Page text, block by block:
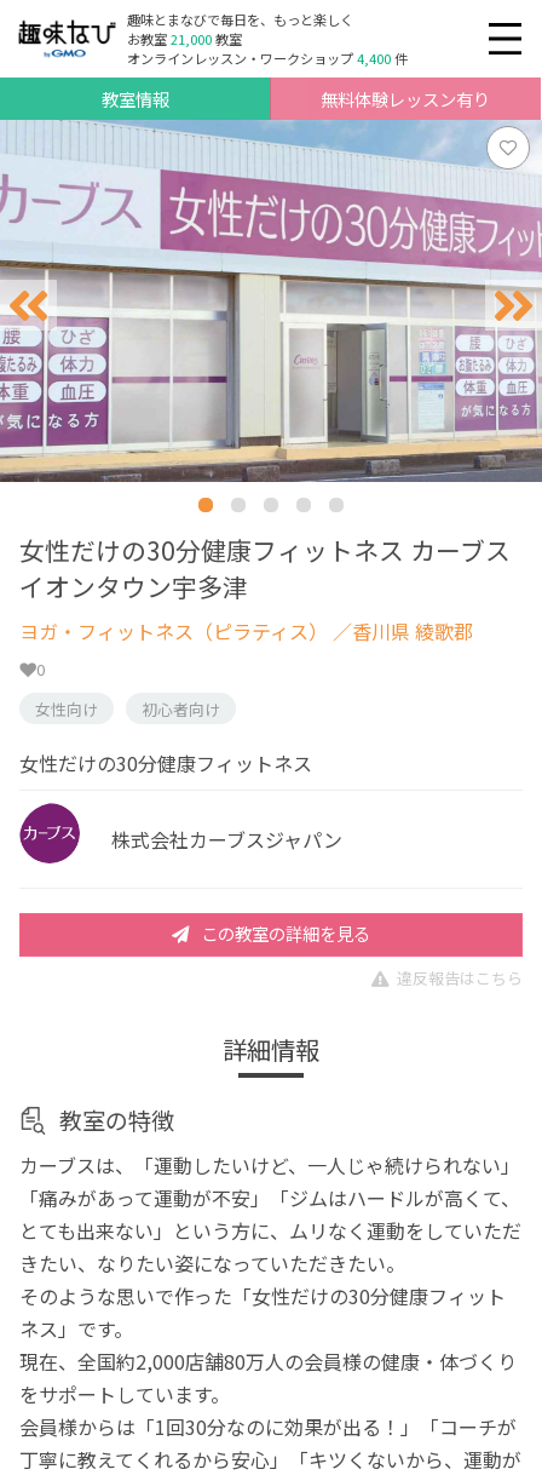
趣味とまなびで毎日を、もっと楽しく
お教室21,000教室
オンラインレッスン・ワークショップ4,400件
教室情報 無料体験レッスン有り
女性だけの30分健康フィットネス カーブス
イオンタウン宇多津
ヨガ・フィットネス（ピラティス） ／香川県 綾歌郡
0
女性向け
初心者向け
女性だけの30分健康フィットネス
株式会社カーブスジャパン
この教室の詳細を見る
違反報告はこちら
詳細情報
教室の特徴
カーブスは、「運動したいけど、一人じゃ続けられない」
「痛みがあって運動が不安」「ジムはハードルが高くて、
とても出来ない」という方に、ムリなく運動をしていただ
きたい、なりたい姿になっていただきたい。
そのような思いで作った「女性だけの30分健康フィット
ネス」です。
現在、全国約2,000店舗80万人の会員様の健康・体づくり
をサポートしています。
会員様からは「1回30分なのに効果が出る！」「コーチが
丁寧に教えてくれるから安心」「キツくないから、運動が